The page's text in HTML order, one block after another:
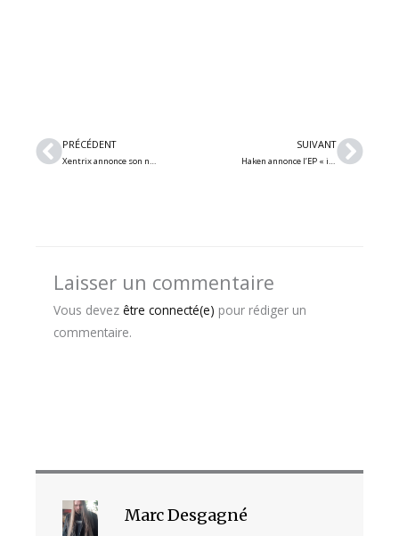
Précédent
PRÉCÉDENT
Xentrix annonce son nouvel album « Allied With the Enemy »
SUIVANT
Haken annonce l’EP « in a fever dream » et dévoile le vidéoclip de « delirium »
Laisser un commentaire
Vous devez être connecté(e) pour rédiger un
commentaire.
Marc Desgagné